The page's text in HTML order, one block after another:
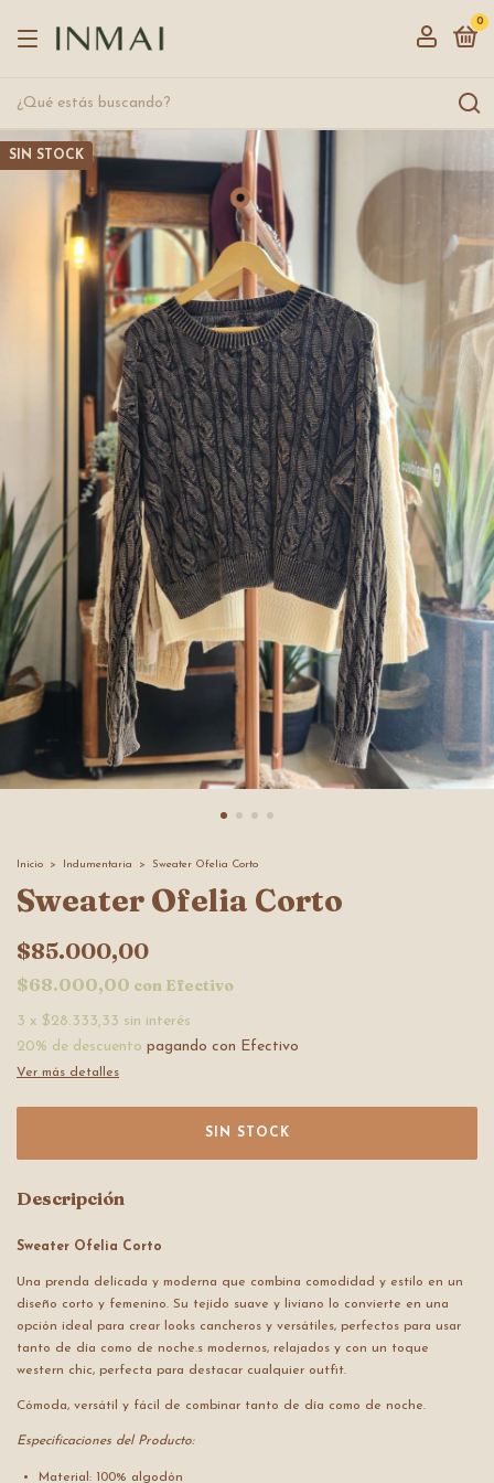
0
SIN STOCK
Inicio > Indumentaria > Sweater Ofelia Corto
Sweater Ofelia Corto
$85.000,00
$68.000,00 con Efectivo
3 x $28.333,33 sin interés
20% de descuento pagando con Efectivo
Ver más detalles
Descripción
Sweater Ofelia Corto
Una prenda delicada y moderna que combina comodidad y estilo en un
diseño corto y femenino. Su tejido suave y liviano lo convierte en una
opción ideal para crear looks cancheros y versátiles, perfectos para usar
tanto de día como de noche.s modernos, relajados y con un toque
western chic, perfecta para destacar cualquier outfit.
Cómoda, versátil y fácil de combinar tanto de día como de noche.
Especificaciones del Producto:
Material: 100% algodón